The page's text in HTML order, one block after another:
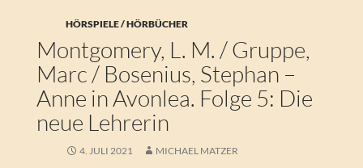
HÖRSPIELE / HÖRBÜCHER
Montgomery, L. M. / Gruppe,
Marc / Bosenius, Stephan –
Anne in Avonlea. Folge 5: Die
neue Lehrerin
4. JULI 2021 MICHAEL MATZER